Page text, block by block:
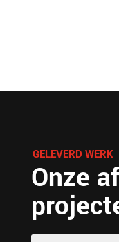
GELEVERD WERK
Onze